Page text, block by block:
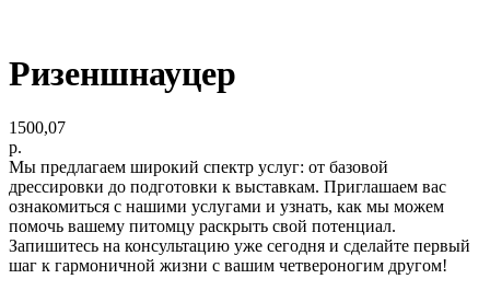
Ризеншнауцер
1500,07
р.
Мы предлагаем широкий спектр услуг: от базовой
дрессировки до подготовки к выставкам. Приглашаем вас
ознакомиться с нашими услугами и узнать, как мы можем
помочь вашему питомцу раскрыть свой потенциал.
Запишитесь на консультацию уже сегодня и сделайте первый
шаг к гармоничной жизни с вашим четвероногим другом!